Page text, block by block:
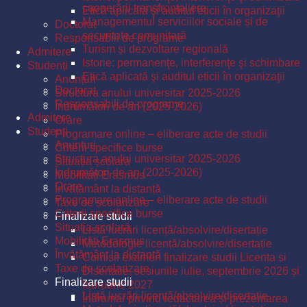
Etică aplicată şi auditul eticii în organizaţii
Doctorat
Responsabili de programe
Admitere
Studenți
Anunțuri
Structura anului universitar 2025-2026
Îndrumători de an (2025-2026)
Orare
Programare online – eliberare acte de studii
Criterii specifice burse
Situația școlară
Mobilități Erasmus
Învățământ la distanță
Taxe de școlarizare
Finalizare studii
Listă lucrări licență/absolvire/disertație
Metodologie licență/absolvire/disertație
Comisii examen finalizare studii Licenta si
Disertatie, sesiunile iulie, septembrie 2026 și
februarie 2027
Îndrumar privind redactarea și prezentarea
cooperării transfrontaliere
Managementul serviciilor sociale și de
securitate comunitară
Turism și dezvoltare regională
Istorie: permanenţe, interferenţe şi schimbare
Etică aplicată şi auditul eticii în organizaţii
Doctorat
Responsabili de programe
Admitere
Studenți
Anunțuri
Structura anului universitar 2025-2026
Îndrumători de an (2025-2026)
Orare
Programare online – eliberare acte de studii
Criterii specifice burse
Situația școlară
Mobilități Erasmus
Învățământ la distanță
Taxe de școlarizare
Finalizare studii
Listă lucrări licență/absolvire/disertație